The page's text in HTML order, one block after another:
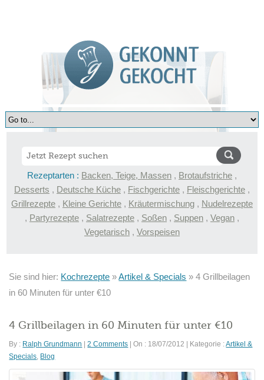
Rezeptarten : Backen, Teige, Massen , Brotaufstriche ,
Desserts , Deutsche Küche , Fischgerichte , Fleischgerichte ,
Grillrezepte , Kleine Gerichte , Kräutermischung , Nudelrezepte
, Partyrezepte , Salatrezepte , Soßen , Suppen , Vegan ,
Vegetarisch , Vorspeisen
Sie sind hier: Kochrezepte »Artikel & Specials »4 Grillbeilagen
in 60 Minuten für unter €10
4 Grillbeilagen in 60 Minuten für unter €10
By : Ralph Grundmann 2 Comments On : 18/07/2012 Kategorie :Artikel &
Specials, Blog